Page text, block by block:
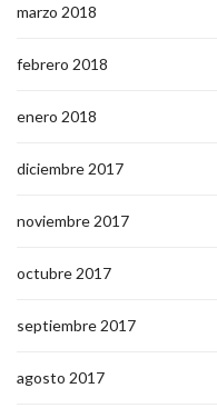
marzo 2018
febrero 2018
enero 2018
diciembre 2017
noviembre 2017
octubre 2017
septiembre 2017
agosto 2017